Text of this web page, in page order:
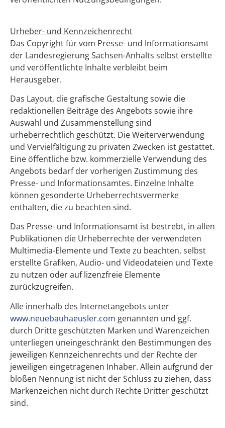
Urheber- und Kennzeichenrecht
Das Copyright für vom Presse- und Informationsamt
der Landesregierung Sachsen-Anhalts selbst erstellte
und veröffentlichte Inhalte verbleibt beim
Herausgeber.
Das Layout, die grafische Gestaltung sowie die
redaktionellen Beiträge des Angebots sowie ihre
Auswahl und Zusammenstellung sind
urheberrechtlich geschützt. Die Weiterverwendung
und Vervielfältigung zu privaten Zwecken ist gestattet.
Eine öffentliche bzw. kommerzielle Verwendung des
Angebots bedarf der vorherigen Zustimmung des
Presse- und Informationsamtes. Einzelne Inhalte
können gesonderte Urheberrechtsvermerke
enthalten, die zu beachten sind.
Das Presse- und Informationsamt ist bestrebt, in allen
Publikationen die Urheberrechte der verwendeten
Multimedia-Elemente und Texte zu beachten, selbst
erstellte Grafiken, Audio- und Videodateien und Texte
zu nutzen oder auf lizenzfreie Elemente
zurückzugreifen.
Alle innerhalb des Internetangebots unter
www.neuebauhaeusler.com genannten und ggf.
durch Dritte geschützten Marken und Warenzeichen
unterliegen uneingeschränkt den Bestimmungen des
jeweiligen Kennzeichenrechts und der Rechte der
jeweiligen eingetragenen Inhaber. Allein aufgrund der
bloßen Nennung ist nicht der Schluss zu ziehen, dass
Markenzeichen nicht durch Rechte Dritter geschützt
sind.